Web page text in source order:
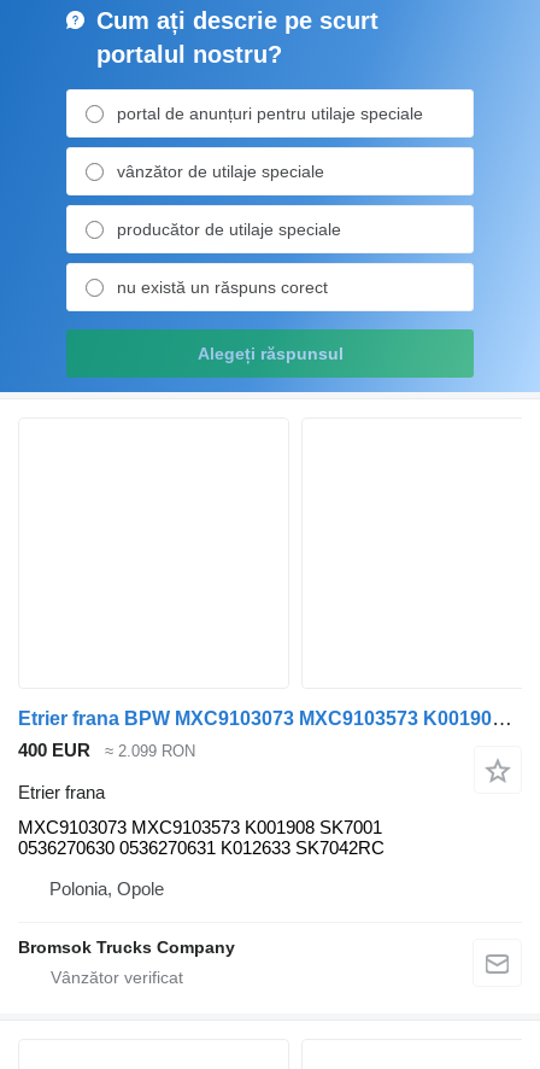
Cum ați descrie pe scurt
portalul nostru?
portal de anunțuri pentru utilaje speciale
vânzător de utilaje speciale
producător de utilaje speciale
nu există un răspuns corect
Alegeți răspunsul
Etrier frana BPW MXC9103073 MXC9103573 K001908 SK7001 0536270630 0536270631 K012633 SK7042RC pentru semiremorcă
400 EUR ≈ 2.099 RON
Etrier frana
MXC9103073 MXC9103573 K001908 SK7001
0536270630 0536270631 K012633 SK7042RC
Polonia, Opole
Bromsok Trucks Company